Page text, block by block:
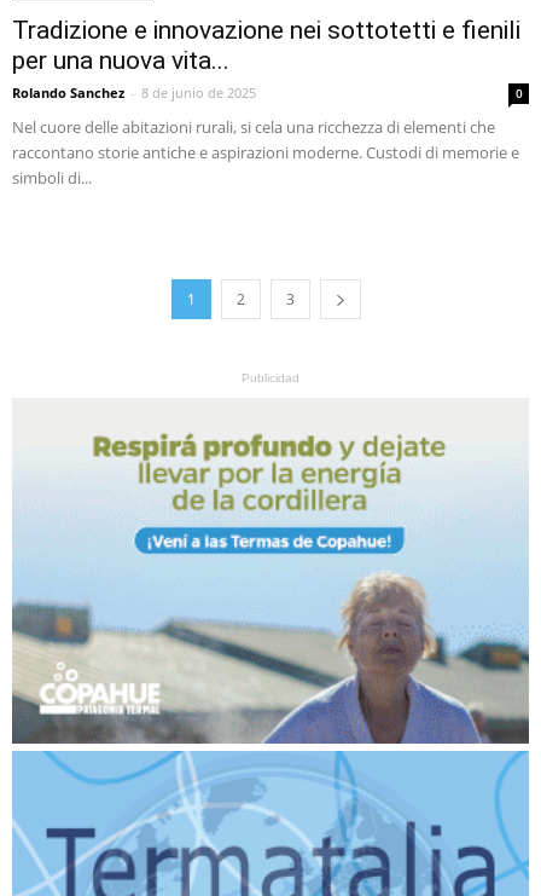
Tradizione e innovazione nei sottotetti e fienili
per una nuova vita...
Rolando Sanchez - 8 de junio de 2025 0
Nel cuore delle abitazioni rurali, si cela una ricchezza di elementi che
raccontano storie antiche e aspirazioni moderne. Custodi di memorie e
simboli di...
1 2 3
Publicidad